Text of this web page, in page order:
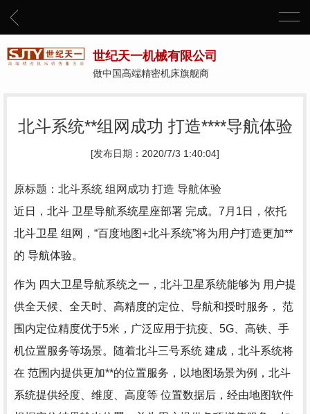
世纪天一机械有限公司
做中国高端精密机床旗舰商
北斗系统**组网成功 打造****导航体验
[发布日期：2020/7/3 1:40:04]
原标题：北斗系统 组网成功 打造 导航体验
近日，北斗 卫星导航系统星座部署 完成。7月1日，依托
北斗卫星 组网，“百度地图+北斗系统”将为用户打造更加**
的 导航体验。
作为 四大卫星导航系统之一，北斗卫星系统能够为 用户提
供全天候、全天时、高精度的定位、导航和授时服务， 范
围内定位精度优于5米，广泛应用于抗疫、5G、高铁、手
机位置服务等场景。随着北斗三号系统 建成，北斗系统将
在 范围内提供更加**的位置服务，以地图场景为例，北斗
系统提供经度、维度、高度等 位置数据后，经由地图软件